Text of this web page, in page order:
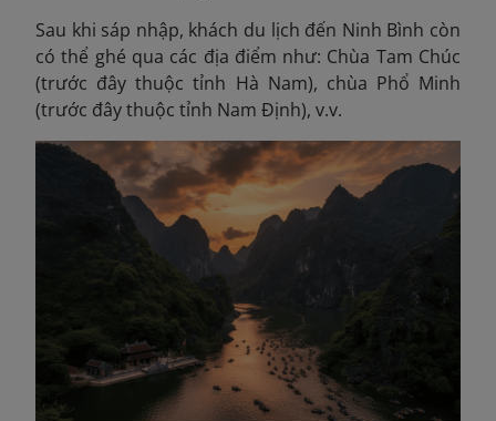
Sau khi sáp nhập, khách du lịch đến Ninh Bình còn
có thể ghé qua các địa điểm như: Chùa Tam Chúc
(trước đây thuộc tỉnh Hà Nam), chùa Phổ Minh
(trước đây thuộc tỉnh Nam Định), v.v.